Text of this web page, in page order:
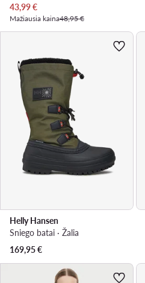
Dabartinė kaina
43,99€
Mažiausia kaina48,95 €
Helly Hansen
Sniego batai · Žalia
169,95€